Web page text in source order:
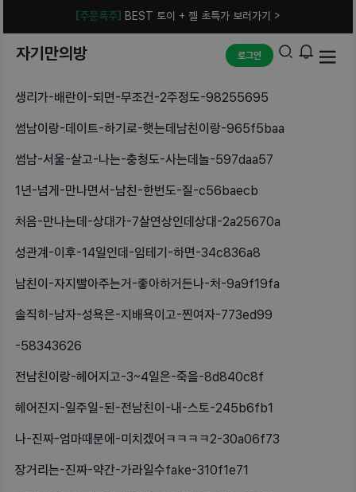
[주문폭주] BEST 토이 + 젤 초특가 보러가기 >
자기만의방 로그인
생리가-배란이-되면-무조건-2주정도-98255695
썸남이랑-데이트-하기로-햇는데남친이랑-965f5baa
썸남-서울-살고-나는-충청도-사는데놀-597daa57
1년-넘게-만나면서-남친-한번도-질-c56baecb
처음-만나는데-상대가-7살연상인데상대-2a25670a
성관계-이후-14일인데-임테기-하면-34c836a8
남친이-자지빨아주는거-좋아하거든나-처-9a9f19fa
솔직히-남자-성욕은-지배욕이고-찐여자-773ed99
-58343626
전남친이랑-헤어지고-3~4일은-죽을-8d840c8f
헤어진지-일주일-된-전남친이-내-스토-245b6fb1
나-진짜-엄마때문에-미치겠어ㅋㅋㅋㅋ2-30a06f73
장거리는-진짜-약간-가라일수fake-310f1e71